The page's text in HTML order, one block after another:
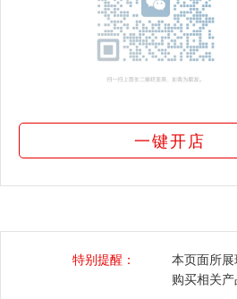
一键开店
特别提醒：
本页面所
购买相关